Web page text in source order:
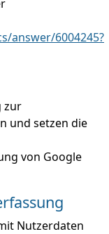
answer/6004245?
zur
und setzen die
von Google
Nutzerdaten